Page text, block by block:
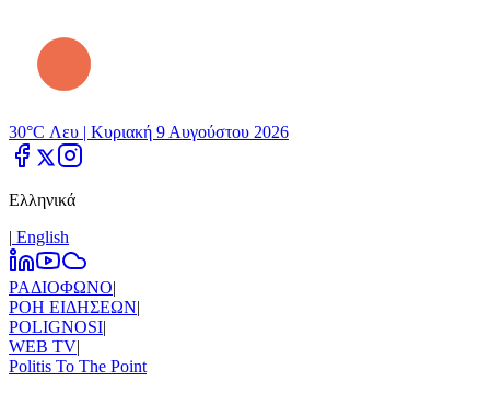
30°C Λευ | Κυριακή 9 Αυγούστου 2026
Ελληνικά
| Εnglish
ΡΑΔΙΟΦΩΝΟ|
ΡΟΗ ΕΙΔΗΣΕΩΝ|
POLIGNOSI|
WEB TV|
Politis To The Point